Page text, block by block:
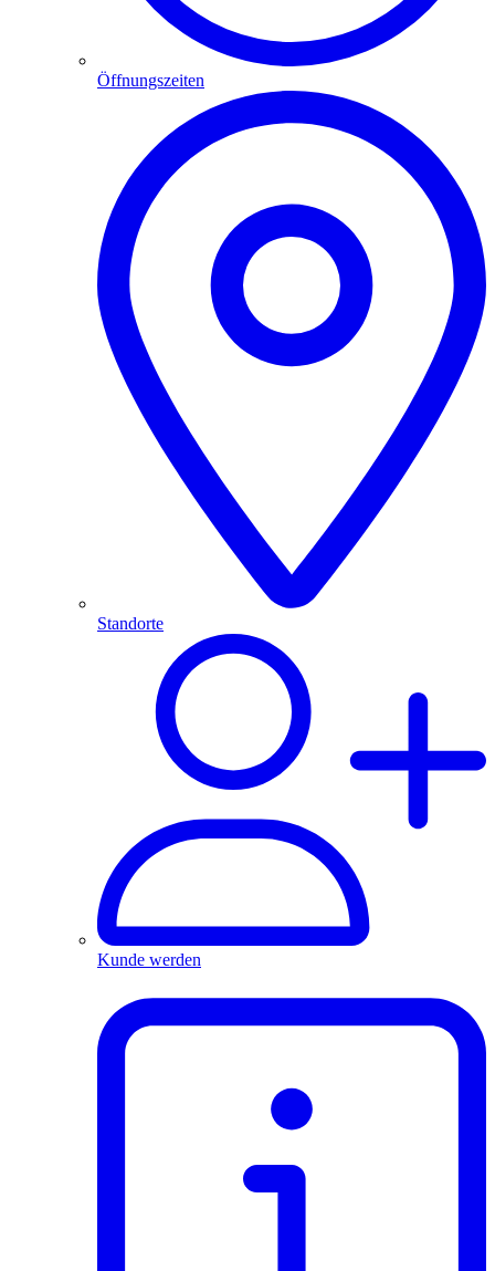
Öffnungszeiten
Standorte
Kunde werden